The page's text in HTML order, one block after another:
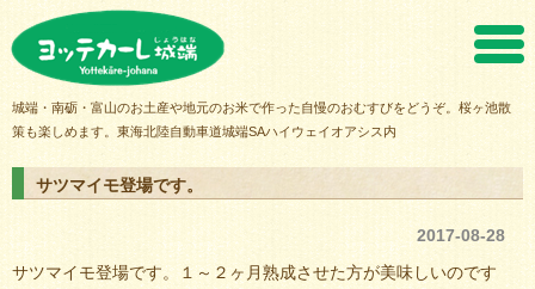
城端・南砺・富山のお土産や地元のお米で作った自慢のおむすびをどうぞ。桜ヶ池散
策も楽しめます。東海北陸自動車道城端SAハイウェイオアシス内
サツマイモ登場です。
2017-08-28
サツマイモ登場です。１～２ヶ月熟成させた方が美味しいのです